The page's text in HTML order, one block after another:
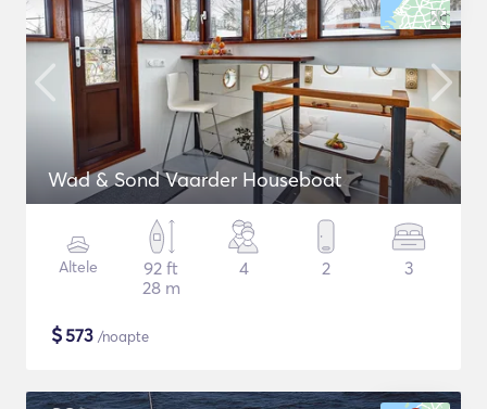
Wad & Sond Vaarder Houseboat
Altele
92 ft
28 m
4 2 3
$573 /noapte